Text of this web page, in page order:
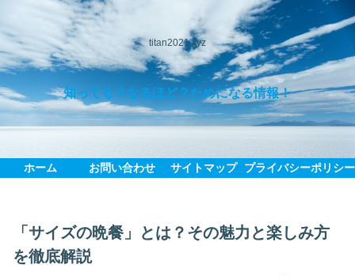
titan2021.xyz
知ってる？なるほど？ためになる情報！
ホーム お問い合わせ サイトマップ プライバシーポリシー
「サイズの晩餐」とは？その魅力と楽しみ方
を徹底解説